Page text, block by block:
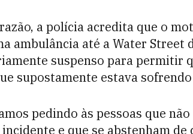
a polícia acredita que o
ambulância até a Water Street
suspenso para permitir
supostamente estava
pedindo às pessoas que
incidente e que se abstenham